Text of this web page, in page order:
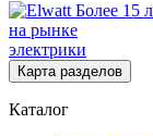
Более 15
на рынке
электрики
Карта разделов
Каталог